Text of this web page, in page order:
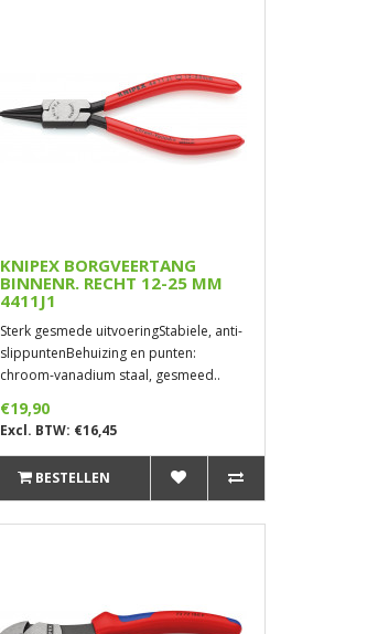
KNIPEX BORGVEERTANG
BINNENR. RECHT 12-25 MM
4411J1
Sterk gesmede uitvoeringStabiele, anti-
slippuntenBehuizing en punten:
chroom-vanadium staal, gesmeed..
€19,90
Excl. BTW: €16,45
BESTELLEN